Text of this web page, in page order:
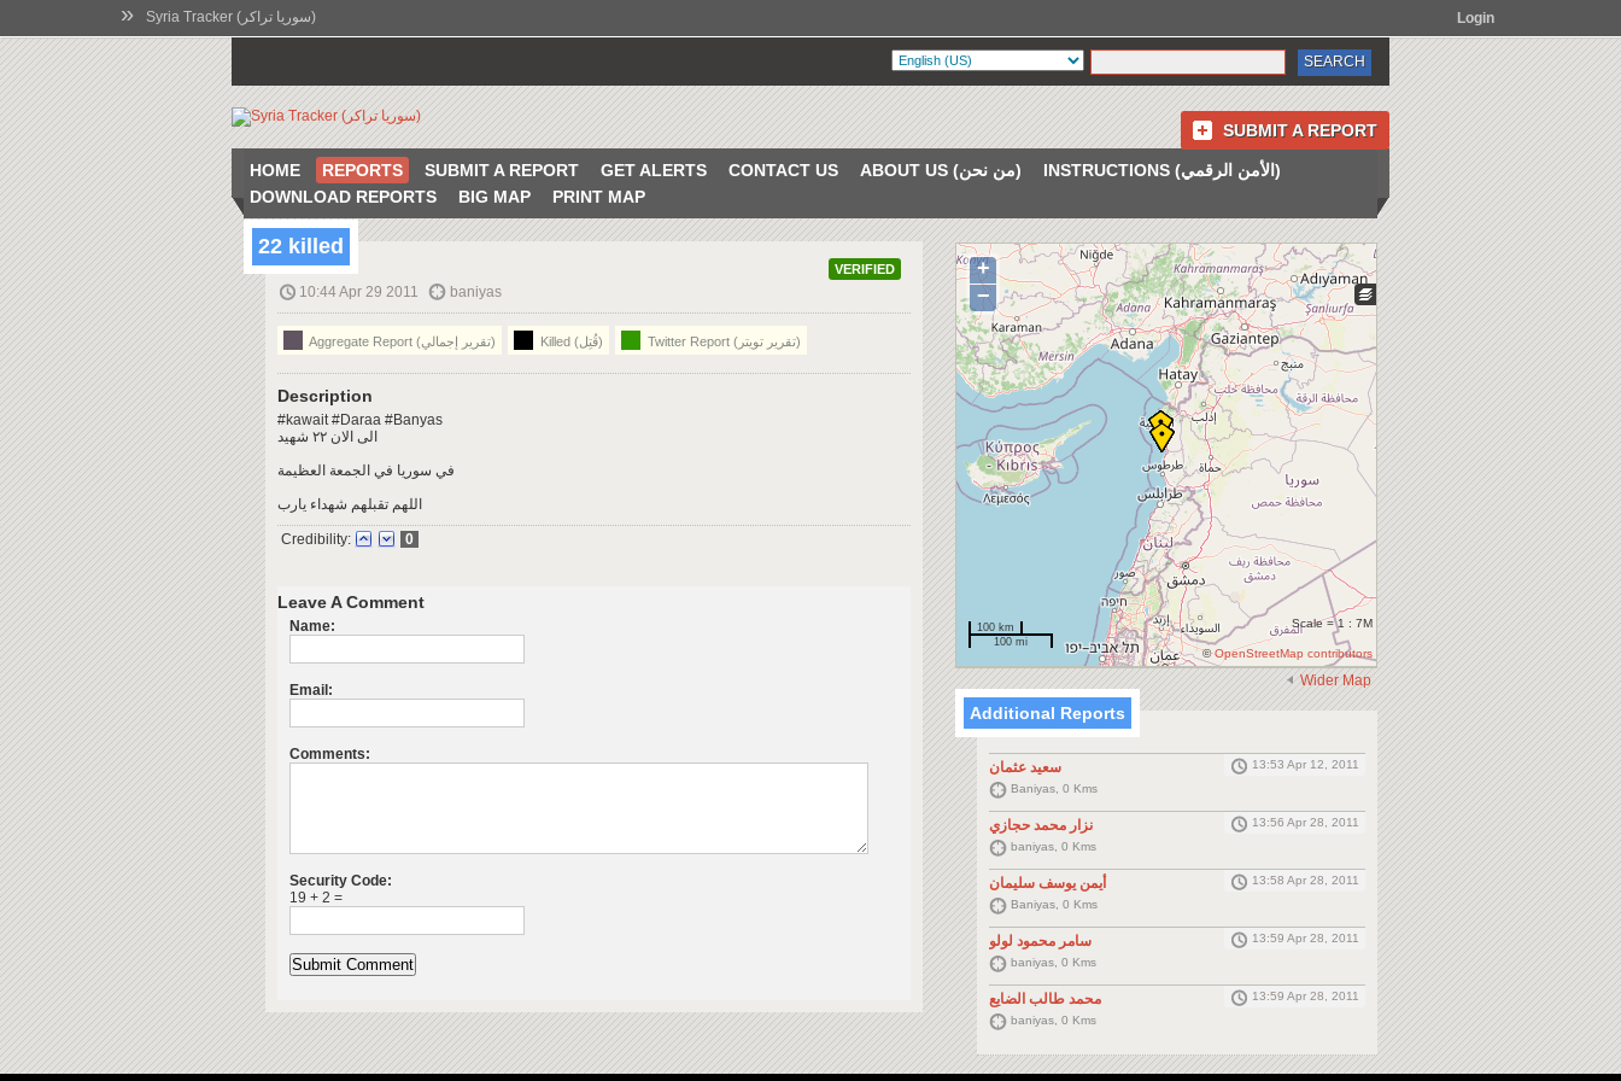
» Syria Tracker (سوريا تراكر) Login
SUBMIT A REPORT
HOME REPORTS SUBMIT A REPORT GET ALERTS CONTACT US ABOUT US (من نحن)
INSTRUCTIONS (الأمن الرقمي)
DOWNLOAD REPORTS
BIG MAP PRINT MAP
VERIFIED
22 killed
10:44 Apr 29 2011 baniyas
Aggregate Report (تقرير إجمالي) Killed (قُتِل) Twitter Report (تقرير تويتر)
Description
#kawait #Daraa #Banyas
الى الان ٢٢ شهيد
في سوريا في الجمعة العظيمة
اللهم تقبلهم شهداء يارب
Credibility: 0
Leave A Comment
Name:
Email:
Comments:
Security Code:
19 + 2 =
+
−
100 km
100 mi
Scale = 1 : 7M
©OpenStreetMap contributors
Wider Map
Additional Reports
سعيد عثمان
13:53 Apr 12, 2011
Baniyas, 0 Kms
نزار محمد حجازي
13:56 Apr 28, 2011
baniyas, 0 Kms
أيمن يوسف سليمان
13:58 Apr 28, 2011
Baniyas, 0 Kms
سامر محمود لولو
13:59 Apr 28, 2011
baniyas, 0 Kms
محمد طالب الضايع
13:59 Apr 28, 2011
baniyas, 0 Kms